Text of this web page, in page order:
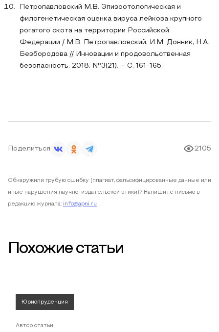
Петропавловский М.В. Эпизоотологическая и
филогенетическая оценка вируса лейкоза крупного
рогатого скота на территории Российской
Федерации / М.В. Петропавловский, И.М. Донник, Н.А.
Безбородова // Инновации и продовольственная
безопасность. 2018, №3(21). – С. 161-165.
Поделиться 2105
Обнаружили грубую ошибку (плагиат, фальсифицированные данные или
иные нарушения научно-издательской этики)? Напишите письмо в
редакцию журнала: info@apni.ru
Похожие статьи
Юриспруденция
Автор статьи